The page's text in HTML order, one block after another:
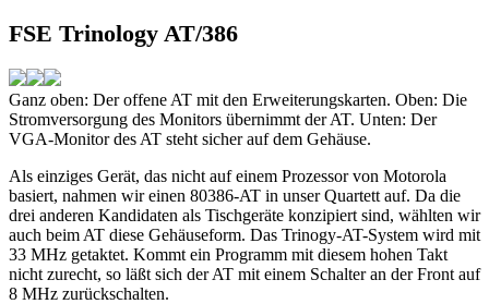
FSE Trinology AT/386
Ganz oben: Der offene AT mit den Erweiterungskarten. Oben: Die
Stromversorgung des Monitors übernimmt der AT. Unten: Der
VGA-Monitor des AT steht sicher auf dem Gehäuse.
Als einziges Gerät, das nicht auf einem Prozessor von Motorola
basiert, nahmen wir einen 80386-AT in unser Quartett auf. Da die
drei anderen Kandidaten als Tischgeräte konzipiert sind, wählten wir
auch beim AT diese Gehäuseform. Das Trinogy-AT-System wird mit
33 MHz getaktet. Kommt ein Programm mit diesem hohen Takt
nicht zurecht, so läßt sich der AT mit einem Schalter an der Front auf
8 MHz zurückschalten.